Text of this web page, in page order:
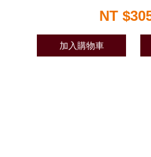
NT
加入購物車